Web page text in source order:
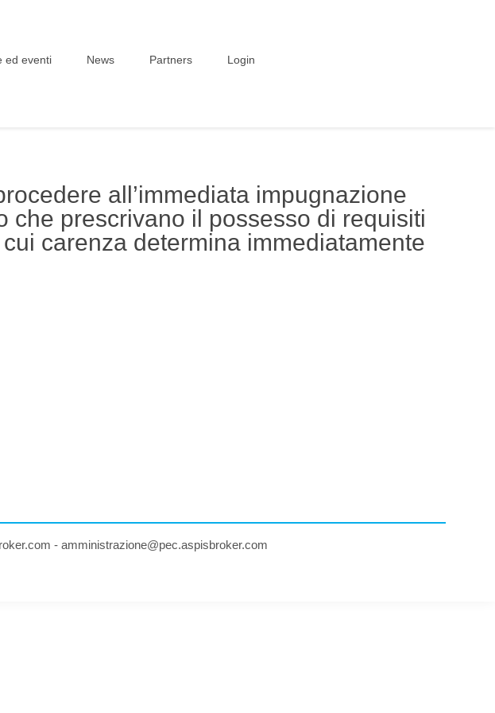
ed eventi News Partners Login
all’immediata impugnazione
prescrivano il possesso di requisiti
carenza determina immediatamente
-amministrazione@pec.aspisbroker.com